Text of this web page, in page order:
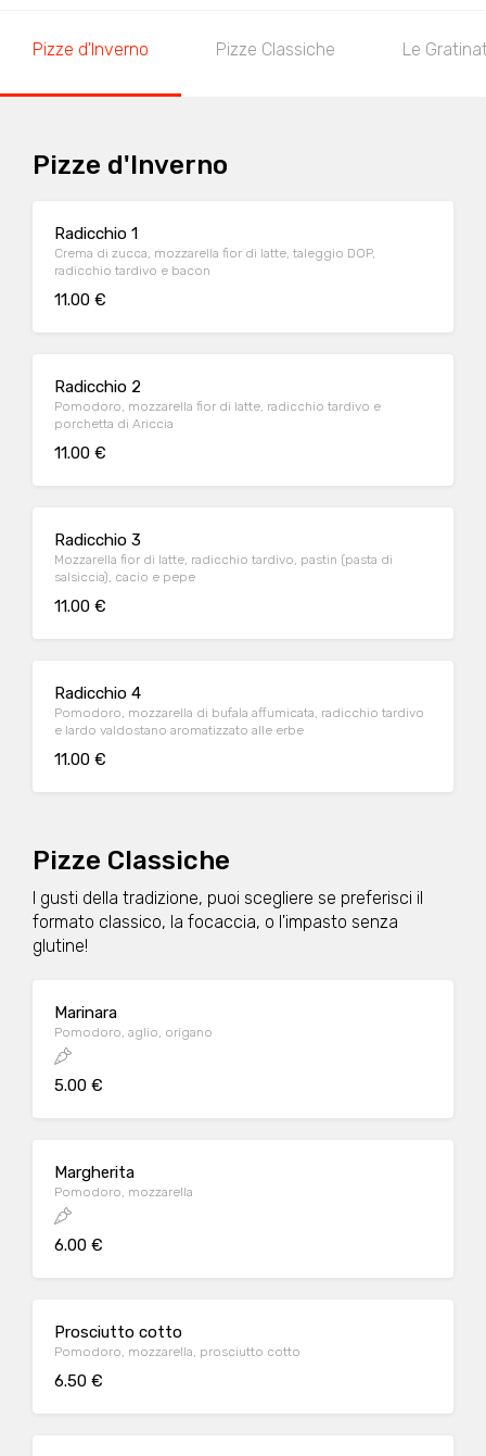
Pizze d'Inverno Pizze Classiche Le
Pizze d'Inverno
Radicchio 1
Crema di zucca, mozzarella fior di latte, taleggio DOP,
radicchio tardivo e bacon
11.00 €
Radicchio 2
Pomodoro, mozzarella fior di latte, radicchio tardivo e
porchetta di Ariccia
11.00 €
Radicchio 3
Mozzarella fior di latte, radicchio tardivo, pastin (pasta di
salsiccia), cacio e pepe
11.00 €
Radicchio 4
Pomodoro, mozzarella di bufala affumicata, radicchio tardivo
e lardo valdostano aromatizzato alle erbe
11.00 €
Pizze Classiche
I gusti della tradizione, puoi scegliere se preferisci il
formato classico, la focaccia, o l'impasto senza
glutine!
Marinara
Pomodoro, aglio, origano
5.00 €
Margherita
Pomodoro, mozzarella
6.00 €
Prosciutto cotto
Pomodoro, mozzarella, prosciutto cotto
6.50 €